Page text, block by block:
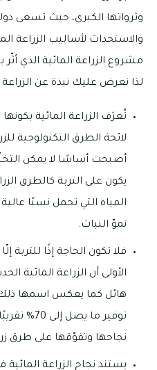
وثرواتها الكبرى، حيث تسعى
والاستحداث لأساليب الزراعة
مشروع الزراعة المائية الذي
لذا نعرض عليك نبذة عن الزراعة
تُعرَف الزراعة المائية
لائحة الطرق التكنولوجية
أصبحت أساسًا لا يمكن
يكون على التربة كالطرق
المياه التي تحمل نسبًا
نموّ النبات.
فلا تكون الحاجة إذًا للتربة
الأولى أن الزراعة المائية
هائل كما يعكس اسمها
توفير ما
نجاحها وتفوّقها على طرق
يستند نجاح الزراعة